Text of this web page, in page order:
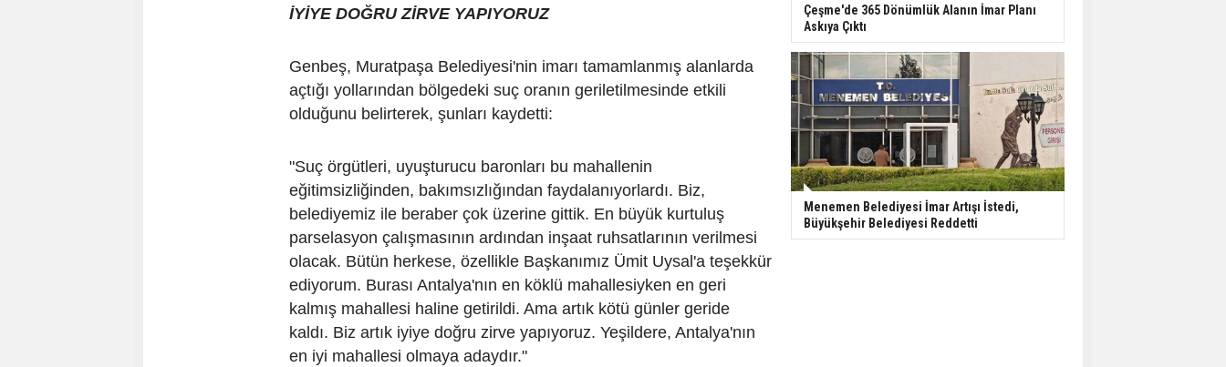
İYİYE DOĞRU ZİRVE YAPIYORUZ
Genbeş, Muratpaşa Belediyesi'nin imarı tamamlanmış alanlarda
açtığı yollarından bölgedeki suç oranın geriletilmesinde etkili
olduğunu belirterek, şunları kaydetti:
"Suç örgütleri, uyuşturucu baronları bu mahallenin
eğitimsizliğinden, bakımsızlığından faydalanıyorlardı. Biz,
belediyemiz ile beraber çok üzerine gittik. En büyük kurtuluş
parselasyon çalışmasının ardından inşaat ruhsatlarının verilmesi
olacak. Bütün herkese, özellikle Başkanımız Ümit Uysal'a teşekkür
ediyorum. Burası Antalya'nın en köklü mahallesiyken en geri
kalmış mahallesi haline getirildi. Ama artık kötü günler geride
kaldı. Biz artık iyiye doğru zirve yapıyoruz. Yeşildere, Antalya'nın
en iyi mahallesi olmaya adaydır."
Çeşme'de 365 Dönümlük Alanın İmar Planı
Askıya Çıktı
Menemen Belediyesi İmar Artışı İstedi,
Büyükşehir Belediyesi Reddetti